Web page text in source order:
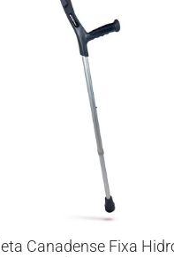
Canadense Fixa